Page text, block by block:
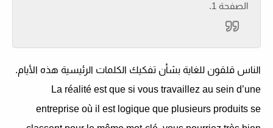
الصفحة 1.
الناس قلقون للغاية بشأن تفكيك الكلمات الرئيسية هذه الأيام.
La réalité est que si vous travaillez au sein d’une
entreprise où il est logique que plusieurs produits se